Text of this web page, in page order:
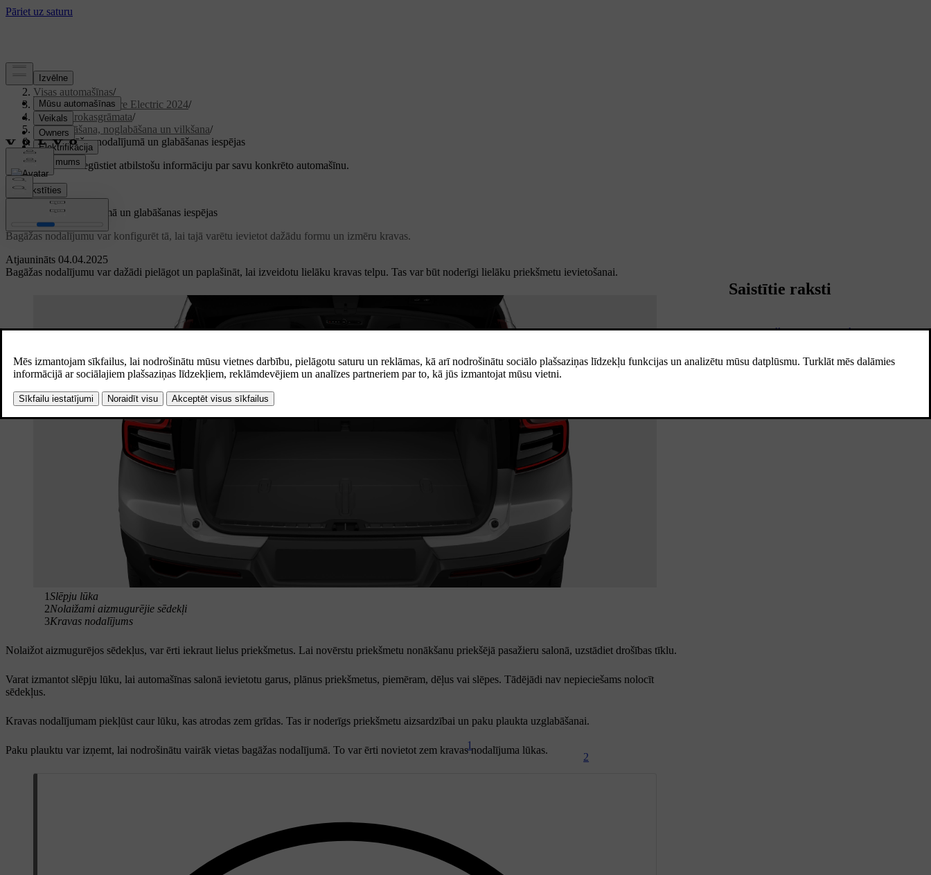
Atbalsts
Visas automašīnas/
XC40 Recharge Pure Electric 2024/
Lietotāja rokasgrāmata/
Uzglabāšana, noglabāšana un vilkšana/
Vieta bagāžas nodalījumā un glabāšanas iespējas
Pielāgots atbalsts Iegūstiet atbilstošu informāciju par savu konkrēto automašīnu.
Pierakstīties
Atjaunināts 04.04.2025
Vieta bagāžas nodalījumā un glabāšanas iespējas
Bagāžas nodalījumu var konfigurēt tā, lai tajā varētu ievietot dažādu formu un izmēru kravas.
Bagāžas nodalījumu var dažādi pielāgot un paplašināt, lai izveidotu lielāku kravas telpu. Tas var būt noderīgi lielāku priekšmetu ievietošanai.
2
1
1Slēpju lūka
2Nolaižami aizmugurējie sēdekļi
3Kravas nodalījums
Nolaižot aizmugurējos sēdekļus, var ērti iekraut lielus priekšmetus. Lai novērstu priekšmetu nonākšanu priekšējā pasažieru salonā, uzstādiet drošības tīklu.
Varat izmantot slēpju lūku, lai automašīnas salonā ievietotu garus, plānus priekšmetus, piemēram, dēļus vai slēpes. Tādējādi nav nepieciešams nolocīt
sēdekļus.
Kravas nodalījumam piekļūst caur lūku, kas atrodas zem grīdas. Tas ir noderīgs priekšmetu aizsardzībai un paku plaukta uzglabāšanai.
Paku plauktu var izņemt, lai nodrošinātu vairāk vietas bagāžas nodalījumā. To var ērti novietot zem kravas nodalījuma lūkas.
Saistītie raksti
Automašīnas gabarīti
Šeit ir norādīti automašīnas izmēri,